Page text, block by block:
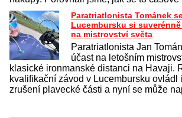
Paratriatlonista Tománek
Lucembursku si
na mistrovství světa
Paratriatlonista Jan
účast na letošním
klasické ironmanské distanci na Havaji.
kvalifikační závod v Lucembursku ovládl
zrušení plavecké části a nyní se může